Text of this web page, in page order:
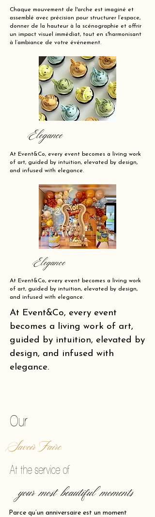
Chaque mouvement de l'arche est imaginé et
assemblé avec précision pour structurer l’espace,
donner de la hauteur à la scénographie et offrir
un impact visuel immédiat, tout en s'harmonisant
à l’ambiance de votre événement.
Elegance
At Event&Co, every event becomes a living work
of art, guided by intuition, elevated by design,
and infused with elegance.
Elegance
At Event&Co, every event becomes a living work
of art, guided by intuition, elevated by design,
and infused with elegance.
At Event&Co, every event
becomes a living work of art,
guided by intuition, elevated by
design, and infused with
elegance.
Our
Savoir Faire
At the service of
your most beautiful moments
Parce qu’un anniversaire est un moment